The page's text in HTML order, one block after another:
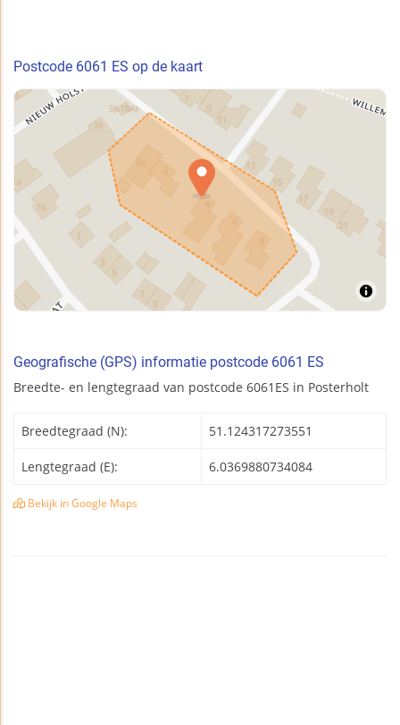
Postcode 6061 ES op de kaart
Geografische (GPS) informatie postcode 6061 ES
Breedte- en lengtegraad van postcode 6061ES in Posterholt
Breedtegraad (N): 51.124317273551
Lengtegraad (E): 6.0369880734084
Bekijk in Google Maps